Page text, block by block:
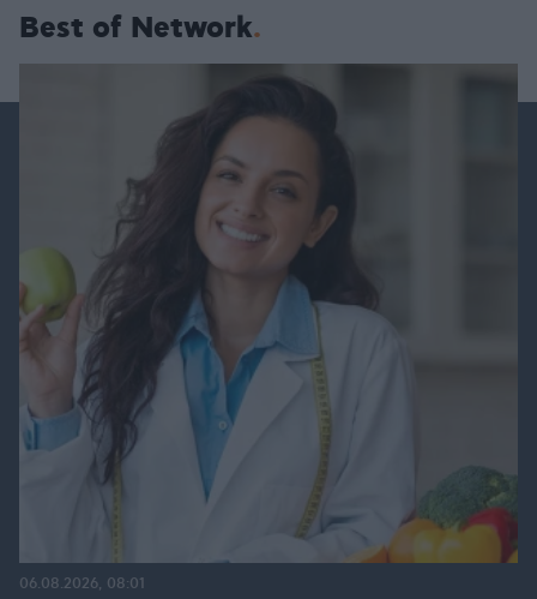
Best of Network
06.08.2026, 08:01